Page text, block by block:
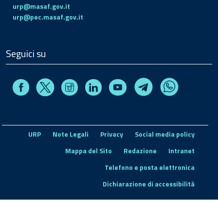
urp@masaf.gov.it
urp@pec.masaf.gov.it
Seguici su
FacebookX InstagramLinkedin Youtube TelegramWhatsapp
URP Note Legali Privacy
Social media policy
Mappa del Sito
Redazione
Intranet
Telefono e posta elettronica
Dichiarazione di accessibilità